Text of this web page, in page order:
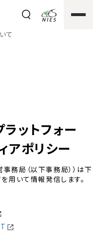
て
ットフォー
アポリシー
務局（以下事務局））は下
用いて情報発信します。